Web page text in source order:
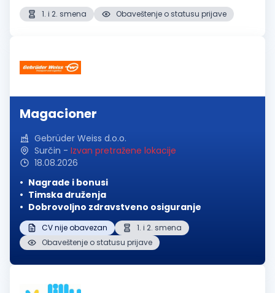
1. i 2. smena Obaveštenje o statusu prijave
Magacioner
Gebrüder Weiss d.o.o.
Surčin - Izvan pretražene lokacije
18.08.2026
Nagrade i bonusi
Timska druženja
Dobrovoljno zdravstveno osiguranje
CV nije obavezan
1. i 2. smena
Obaveštenje o statusu prijave